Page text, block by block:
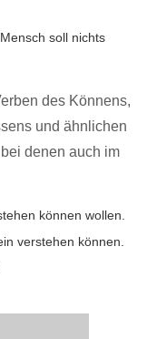
soll nichts
des Könnens,
und ähnlichen
denen auch im
können wollen.
verstehen können.